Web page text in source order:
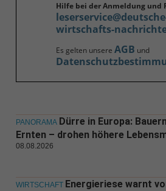
Hilfe bei der Anmeldung und
wirtschafts-
Es gelten unsere AGB und
PANORAMA Dürre in Europa:
Ernten – drohen höhere
08.08.2026
WIRTSCHAFT Energieriese warnt